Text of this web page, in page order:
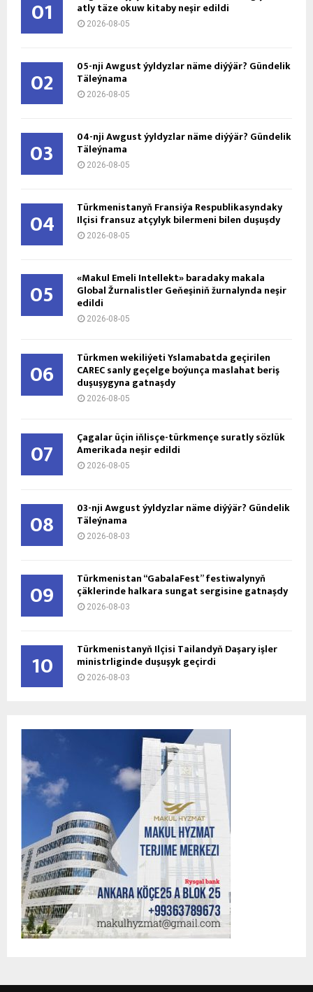
01 atly täze okuw kitaby neşir edildi
2026-08-05
02 05-nji Awgust ýyldyzlar näme diýýär? Gündelik
Täleýnama
2026-08-05
03 04-nji Awgust ýyldyzlar näme diýýär? Gündelik
Täleýnama
2026-08-05
04 Türkmenistanyň Fransiýa Respublikasyndaky
Ilçisi fransuz atçylyk bilermeni bilen duşuşdy
2026-08-05
05 «Makul Emeli Intellekt» baradaky makala
Global Žurnalistler Geňeşiniň žurnalynda neşir
edildi
2026-08-05
06 Türkmen wekiliýeti Yslamabatda geçirilen
CAREC sanly geçelge boýunça maslahat beriş
duşuşygyna gatnaşdy
2026-08-05
07 Çagalar üçin iňlisçe-türkmençe suratly sözlük
Amerikada neşir edildi
2026-08-05
08 03-nji Awgust ýyldyzlar näme diýýär? Gündelik
Täleýnama
2026-08-03
09 Türkmenistan “GabalaFest” festiwalynyň
çäklerinde halkara sungat sergisine gatnaşdy
2026-08-03
10 Türkmenistanyň Ilçisi Tailandyň Daşary işler
ministrliginde duşuşyk geçirdi
2026-08-03